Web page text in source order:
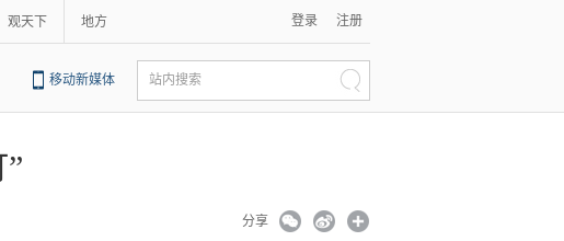
观天下 地方 登录 注册
移动新媒体 站内搜索
分享